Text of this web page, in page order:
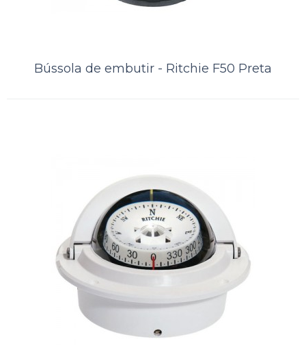
Bússola de embutir - Ritchie F50
Tamanho / Design do visor: 2 ¾ ” (70 mm) / leitura diretaIluminação
noturna 12V verdeCompensadores integradosOrifício de montagem
Bússola de embutir - Ritchie F50 Preta